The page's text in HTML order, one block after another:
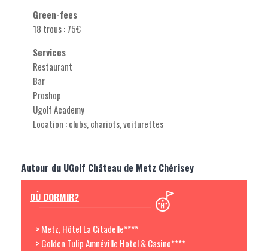
Green-fees
18 trous : 75€
Services
Restaurant
Bar
Proshop
Ugolf Academy
Location : clubs, chariots, voiturettes
Autour du UGolf Château de Metz Chérisey
OÙ DORMIR?
> Metz, Hôtel La Citadelle****
> Golden Tulip Amnéville Hotel & Casino****